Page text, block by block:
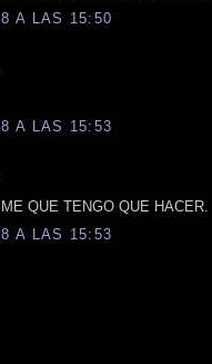
A LAS 15:50
A LAS 15:53
QUE TENGO QUE HACER.
A LAS 15:53